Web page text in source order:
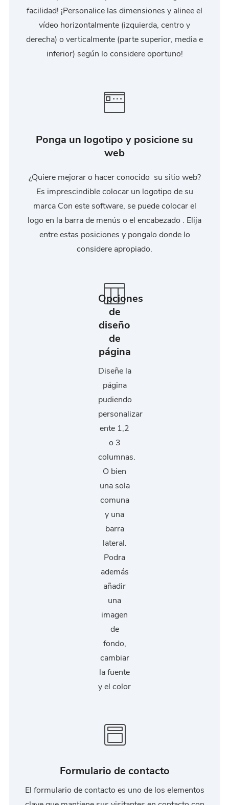
facilidad! ¡Personalice las dimensiones y alinee el
vídeo horizontalmente (izquierda, centro y
derecha) o verticalmente (parte superior, media e
inferior) según lo considere oportuno!
Ponga un logotipo y posicione su
web
¿Quiere mejorar o hacer conocido su sitio web?
Es imprescindible colocar un logotipo de su
marca Con este software, se puede colocar el
logo en la barra de menús o el encabezado . Elija
entre estas posiciones y pongalo donde lo
considere apropiado.
Opciones
de
diseño
de
página
Diseñe la
página
pudiendo
personalizar
ente 1,2
o 3
columnas.
O bien
una sola
comuna
y una
barra
lateral.
Podra
además
añadir
una
imagen
de
fondo,
cambiar
la fuente
y el color
Formulario de contacto
El formulario de contacto es uno de los elementos